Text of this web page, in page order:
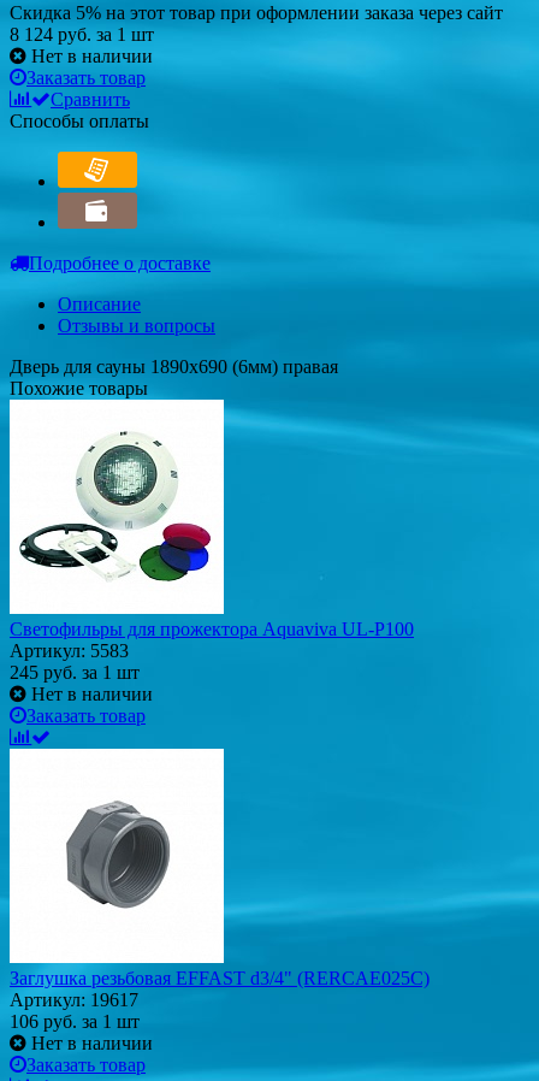
Скидка 5% на этот товар при оформлении заказа через сайт
8 124 руб. за 1 шт
Нет в наличии
Заказать товар
Сравнить
Способы оплаты
Подробнее о доставке
Описание
Отзывы и вопросы
Дверь для сауны 1890х690 (6мм) правая
Похожие товары
Cветофильры для прожектора Aquaviva UL-P100
Артикул: 5583
245 руб. за 1 шт
Нет в наличии
Заказать товар
Заглушка резьбовая EFFAST d3/4" (RERCAE025C)
Артикул: 19617
106 руб. за 1 шт
Нет в наличии
Заказать товар